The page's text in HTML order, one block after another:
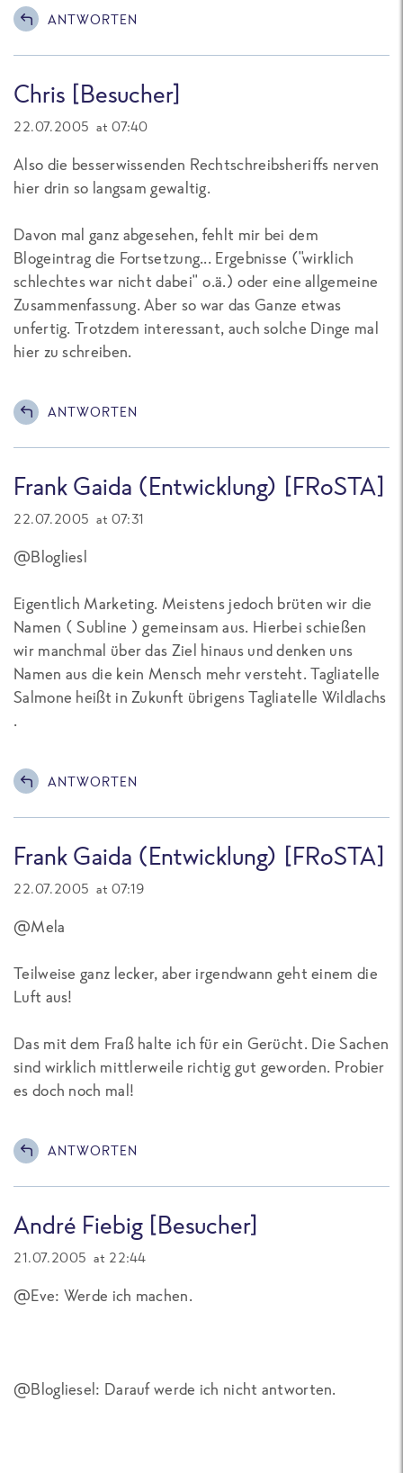
ANTWORTEN
Chris [Besucher]
22.07.2005 at 07:40
Also die besserwissenden Rechtschreibsheriffs nerven
hier drin so langsam gewaltig.
Davon mal ganz abgesehen, fehlt mir bei dem
Blogeintrag die Fortsetzung... Ergebnisse ("wirklich
schlechtes war nicht dabei" o.ä.) oder eine allgemeine
Zusammenfassung. Aber so war das Ganze etwas
unfertig. Trotzdem interessant, auch solche Dinge mal
hier zu schreiben.
ANTWORTEN
Frank Gaida (Entwicklung) [FRoSTA]
22.07.2005 at 07:31
@Blogliesl
Eigentlich Marketing. Meistens jedoch brüten wir die
Namen ( Subline ) gemeinsam aus. Hierbei schießen
wir manchmal über das Ziel hinaus und denken uns
Namen aus die kein Mensch mehr versteht. Tagliatelle
Salmone heißt in Zukunft übrigens Tagliatelle Wildlachs
.
ANTWORTEN
Frank Gaida (Entwicklung) [FRoSTA]
22.07.2005 at 07:19
@Mela
Teilweise ganz lecker, aber irgendwann geht einem die
Luft aus!
Das mit dem Fraß halte ich für ein Gerücht. Die Sachen
sind wirklich mittlerweile richtig gut geworden. Probier
es doch noch mal!
ANTWORTEN
André Fiebig [Besucher]
21.07.2005 at 22:44
@Eve: Werde ich machen.
@Blogliesel: Darauf werde ich nicht antworten.